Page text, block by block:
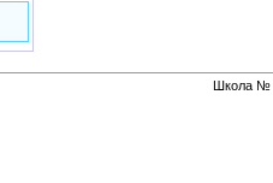
Школа №